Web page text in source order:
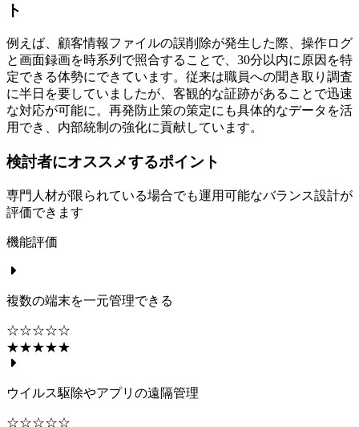
ト
例えば、顧客情報ファイルの誤削除が発生した際、操作ログ
と画面録画を時系列で照合することで、30分以内に原因を特
定できる体勢にできています。従来は職員への聞き取り調査
に半日を要していましたが、客観的な証跡があることで迅速
な対応が可能に。再発防止策の策定にも具体的なデータを活
用でき、内部統制の強化に貢献しています。
検討者にオススメするポイント
専門人材が限られている場合でも運用可能なバランス設計が
評価できます
機能評価
複数の端末を一元管理できる
☆☆☆☆☆
★★★★★
ウイルス駆除やアプリの遠隔管理
☆☆☆☆☆